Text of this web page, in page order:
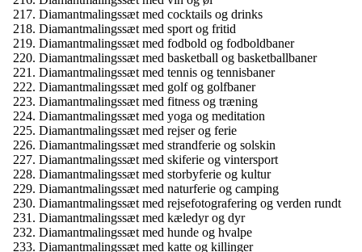
Diamantmalingssæt med cocktails og drinks
Diamantmalingssæt med sport og fritid
Diamantmalingssæt med fodbold og fodboldbaner
Diamantmalingssæt med basketball og basketballbaner
Diamantmalingssæt med tennis og tennisbaner
Diamantmalingssæt med golf og golfbaner
Diamantmalingssæt med fitness og træning
Diamantmalingssæt med yoga og meditation
Diamantmalingssæt med rejser og ferie
Diamantmalingssæt med strandferie og solskin
Diamantmalingssæt med skiferie og vintersport
Diamantmalingssæt med storbyferie og kultur
Diamantmalingssæt med naturferie og camping
Diamantmalingssæt med rejsefotografering og verden rundt
Diamantmalingssæt med kæledyr og dyr
Diamantmalingssæt med hunde og hvalpe
Diamantmalingssæt med katte og killinger